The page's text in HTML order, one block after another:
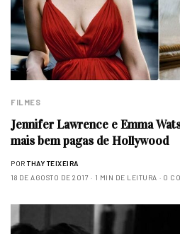
FILMES
Jennifer Lawrence e Emma
mais bem pagas de Hollywood
POR THAY TEIXEIRA
18 DE AGOSTO DE 2017
1 MIN DE LEITURA 0